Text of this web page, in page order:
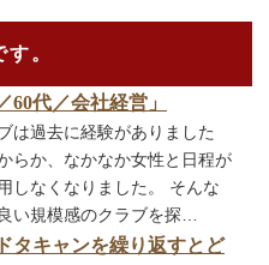
。
60代／会社経営」
は過去に経験がありました
らか、なかなか女性と日程が
しなくなりました。 そんな
い規模感のクラブを探…
タキャンを繰り返すとど